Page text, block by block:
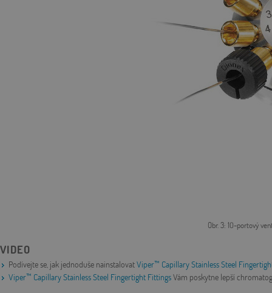
Obr. 3: 10-portový
VIDEO
Podívejte se, jak jednoduše nainstalovatViper™ Capillary Stainless Steel
Viper™ Capillary Stainless Steel Fingertight FittingsVám poskytne lepší